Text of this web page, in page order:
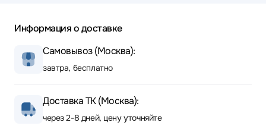
Информация о доставке
Самовывоз (Москва):
завтра, бесплатно
Доставка ТК (Москва):
через 2-8 дней, цену уточняйте